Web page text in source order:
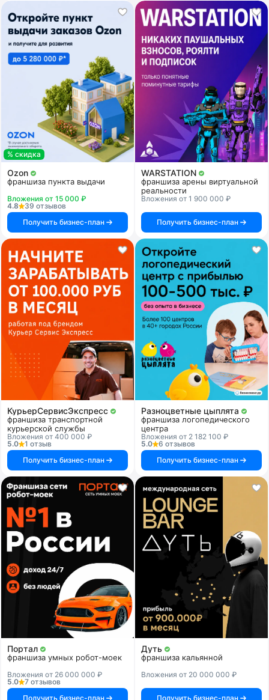
% скидка
Ozon
франшиза пункта выдачи
Вложения от 15 000 ₽
4.8
39 отзывов
Получить бизнес-план
WARSTATION
франшиза арены виртуальной
реальности
Вложения от 1 900 000 ₽
Получить бизнес-план
КурьерСервисЭкспресс
франшиза транспортной
курьерской службы
Вложения от 400 000 ₽
5.0
1 отзыв
Получить бизнес-план
Разноцветные цыплята
франшиза логопедического
центра
Вложения от 2 182 100 ₽
5.0
6 отзывов
Получить бизнес-план
Портал
франшиза умных робот-моек
Вложения от 26 000 000 ₽
5.0
7 отзывов
Получить бизнес-план
Дуть
франшиза кальянной
Вложения от 20 000 000 ₽
Получить бизнес-план